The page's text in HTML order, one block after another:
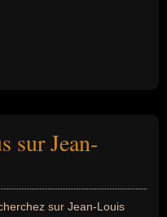
sur Jean-
sur Jean-Louis